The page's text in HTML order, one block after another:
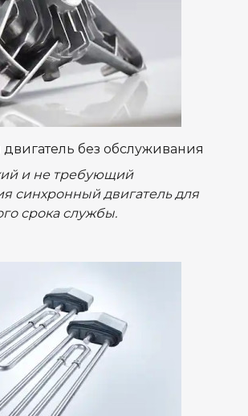
без обслуживания
и не требующий
синхронный двигатель для
срока службы.